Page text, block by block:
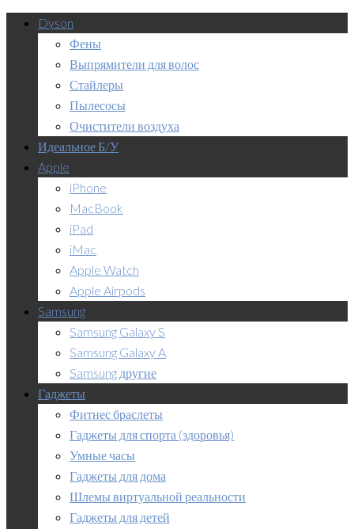
Dyson
Фены
Выпрямители для волос
Стайлеры
Пылесосы
Очистители воздуха
Идеальное Б/У
Apple
iPhone
MacBook
iPad
iMac
Apple Watch
Apple Airpods
Samsung
Samsung Galaxy S
Samsung Galaxy A
Samsung другие
Гаджеты
Фитнес браслеты
Гаджеты для спорта (здоровья)
Умные часы
Гаджеты для дома
Шлемы виртуальной реальности
Гаджеты для детей